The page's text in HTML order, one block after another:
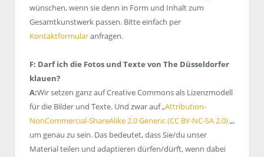
wünschen, wenn sie denn in Form und Inhalt zum
Gesamtkunstwerk passen. Bitte einfach per
Kontaktformularanfragen.
F: Darf ich die Fotos und Texte von The Düsseldorfer
klauen?
A:Wir setzen ganz auf Creative Commons als Lizenzmodell
für die Bilder und Texte. Und zwar auf „Attribution-
NonCommercial-ShareAlike 2.0 Generic (CC BY-NC-SA 2.0)„,
um genau zu sein. Das bedeutet, dass Sie/du unser
Material teilen und adaptieren dürfen/dürft, wenn dabei